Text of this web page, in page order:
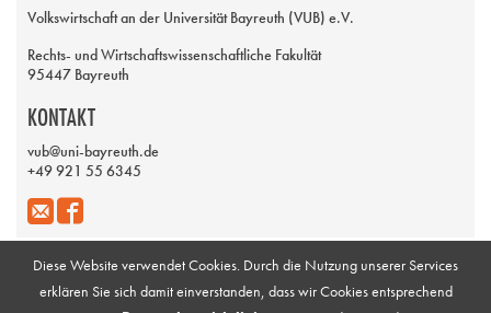
Volkswirtschaft an der Universität Bayreuth (VUB) e.V.
Rechts- und Wirtschaftswissenschaftliche Fakultät
95447 Bayreuth
KONTAKT
vub@uni-bayreuth.de
+49 921 55 6345
Impressum Galerie
Diese Website verwendet Cookies. Durch die Nutzung unserer Services
erklären Sie sich damit einverstanden, dass wir Cookies entsprechend